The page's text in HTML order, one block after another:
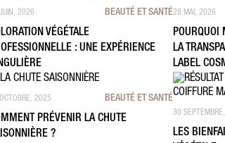
2026 BEAUTÉ ET SANTÉ
VÉGÉTALE
: UNE EXPÉRIENCE
28 MAI, 2026
POURQUOI
LA
LABEL
2025 BEAUTÉ ET SANTÉ
PRÉVENIR LA CHUTE
?
30
LES